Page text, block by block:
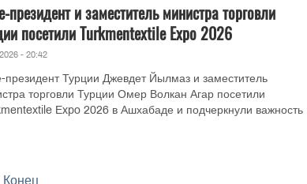
президент и заместитель министра торговли
посетили Turkmentextile Expo 2026
- 20:42
президент Турции Джевдет Йылмаз и заместитель
торговли Турции Омер Волкан Агар посетили
Expo 2026 в Ашхабаде и подчеркнули важность
Конец